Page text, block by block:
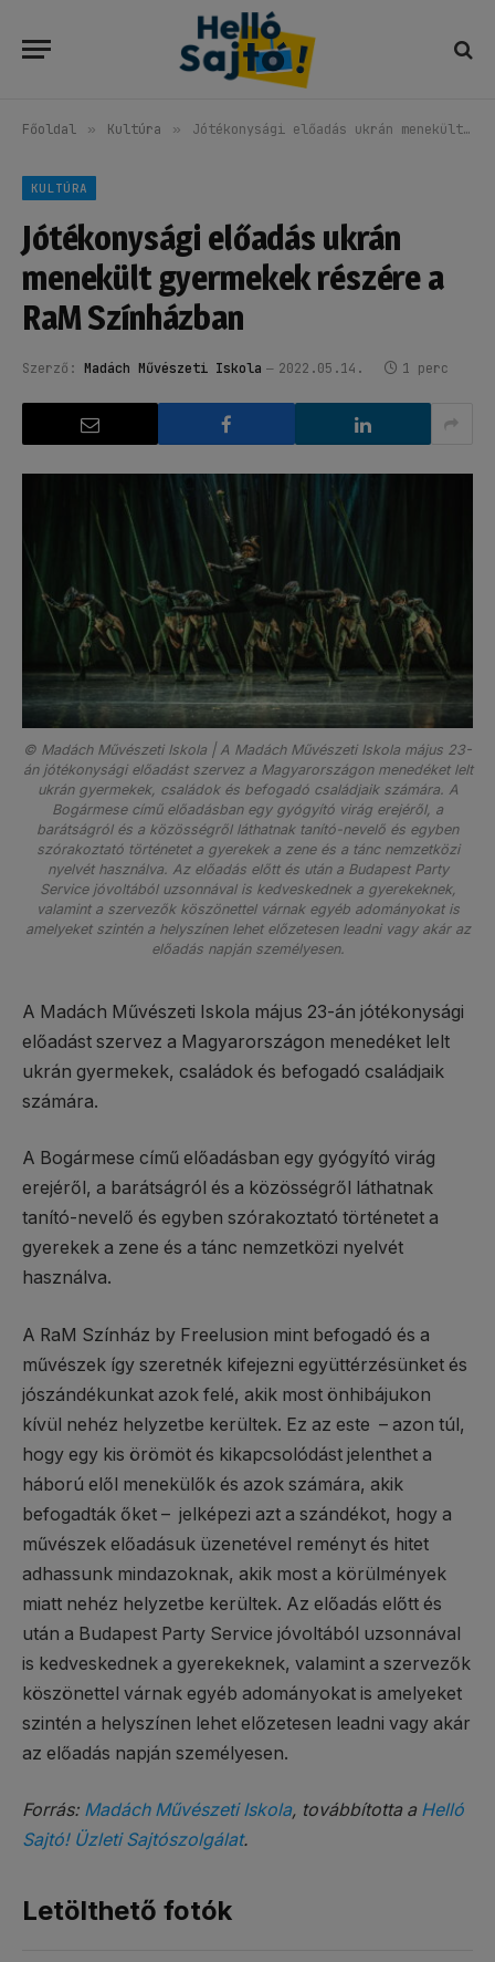
Főoldal » Kultúra » Jótékonysági előadás ukrán menekült gyermekek részére a RaM Színházban
KULTÚRA
Jótékonysági előadás ukrán
menekült gyermekek részére a
RaM Színházban
Szerző: Madách Művészeti Iskola 2022.05.14. 1 perc
© Madách Művészeti Iskola | A Madách Művészeti Iskola május 23-
án jótékonysági előadást szervez a Magyarországon menedéket lelt
ukrán gyermekek, családok és befogadó családjaik számára. A
Bogármese című előadásban egy gyógyító virág erejéről, a
barátságról és a közösségről láthatnak tanító-nevelő és egyben
szórakoztató történetet a gyerekek a zene és a tánc nemzetközi
nyelvét használva. Az előadás előtt és után a Budapest Party
Service jóvoltából uzsonnával is kedveskednek a gyerekeknek,
valamint a szervezők köszönettel várnak egyéb adományokat is
amelyeket szintén a helyszínen lehet előzetesen leadni vagy akár az
előadás napján személyesen.
A Madách Művészeti Iskola május 23-án jótékonysági
előadást szervez a Magyarországon menedéket lelt
ukrán gyermekek, családok és befogadó családjaik
számára.
A Bogármese című előadásban egy gyógyító virág
erejéről, a barátságról és a közösségről láthatnak
tanító-nevelő és egyben szórakoztató történetet a
gyerekek a zene és a tánc nemzetközi nyelvét
használva.
A RaM Színház by Freelusion mint befogadó és a
művészek így szeretnék kifejezni együttérzésünket és
jószándékunkat azok felé, akik most önhibájukon
kívül nehéz helyzetbe kerültek. Ez az este – azon túl,
hogy egy kis örömöt és kikapcsolódást jelenthet a
háború elől menekülők és azok számára, akik
befogadták őket – jelképezi azt a szándékot, hogy a
művészek előadásuk üzenetével reményt és hitet
adhassunk mindazoknak, akik most a körülmények
miatt nehéz helyzetbe kerültek. Az előadás előtt és
után a Budapest Party Service jóvoltából uzsonnával
is kedveskednek a gyerekeknek, valamint a szervezők
köszönettel várnak egyéb adományokat is amelyeket
szintén a helyszínen lehet előzetesen leadni vagy akár
az előadás napján személyesen.
Forrás: Madách Művészeti Iskola, továbbította a Helló
Sajtó! Üzleti Sajtószolgálat.
Letölthető fotók